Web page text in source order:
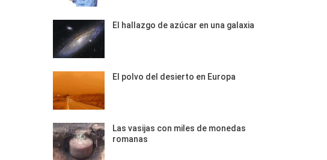
El hallazgo de azúcar en una galaxia
El polvo del desierto en Europa
Las vasijas con miles de monedas
romanas